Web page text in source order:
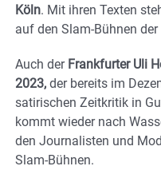
Köln. Mit ihren Texten
auf den Slam-Bühnen der
Auch der Frankfurter Uli
2023, der bereits im
satirischen Zeitkritik in
kommt wieder nach
den Journalisten und
Slam-Bühnen.